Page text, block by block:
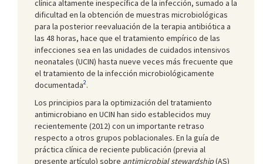
clínica altamente inespecífica de la infección, sumado a la
dificultad en la obtención de muestras microbiológicas
para la posterior reevaluación de la terapia antibiótica a
las 48 horas, hace que el tratamiento empírico de las
infecciones sea en las unidades de cuidados intensivos
neonatales (UCIN) hasta nueve veces más frecuente que
el tratamiento de la infección microbiológicamente
documentada2.
Los principios para la optimización del tratamiento
antimicrobiano en UCIN han sido establecidos muy
recientemente (2012) con un importante retraso
respecto a otros grupos poblacionales. En la guía de
práctica clínica de reciente publicación (previa al
presente artículo) sobre antimicrobial stewardship(AS)